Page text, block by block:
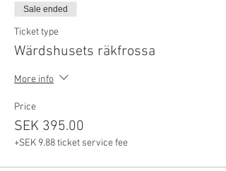
Sale ended
Ticket type
Wärdshusets räkfrossa
More info
Price
SEK 395.00
+SEK 9.88 ticket service fee